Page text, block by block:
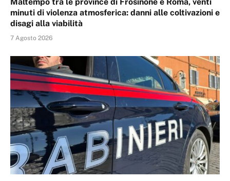
Maltempo tra le province di Frosinone e Roma, venti
minuti di violenza atmosferica: danni alle coltivazioni e
disagi alla viabilità
7 Agosto 2026